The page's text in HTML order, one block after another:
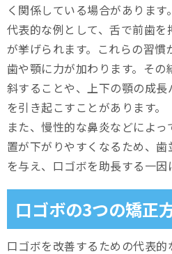
く関係している場合があります。
代表的な例として、舌で前歯
が挙げられます。これらの習慣
歯や顎に力が加わります。そ
斜することや、上下の顎の成
を引き起こすことがあります。
また、慢性的な鼻炎などによ
置が下がりやすくなるため、
を与え、口ゴボを助長する一因
口ゴボの3つの矯正
口ゴボを改善するための代表